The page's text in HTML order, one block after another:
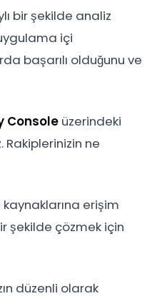
bir şekilde analiz
içi
başarılı olduğunu ve
Console üzerindeki
ne
erişim
şekilde çözmek için
düzenli olarak